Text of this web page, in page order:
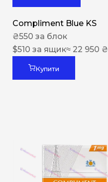
Compliment Blue KS
₴550 за блок
$510 за ящик≈ 22 950 ₴
Купити